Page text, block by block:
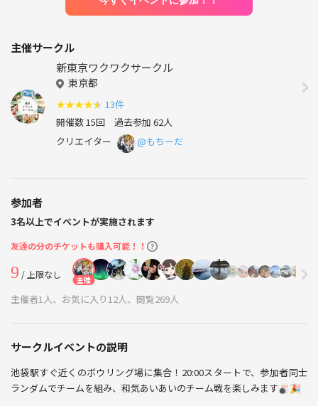
主催サークル
新東京ワクワクサークル
東京都
★★★★★ 13件
開催数 15回 過去参加 62人
クリエイター
@もちーだ
参加者
3名以上でイベントが実施されます
友達の分のチケットも購入可能！！
9 / 上限なし 主催
主催者1人、お気に入り12人、閲覧269人
サークルイベントの説明
池袋駅すぐ近くのボウリング場に集合！20:00スタートで、参加者同士
ランダムでチームを組み、和気あいあいのチーム戦を楽しみます🎳🎉